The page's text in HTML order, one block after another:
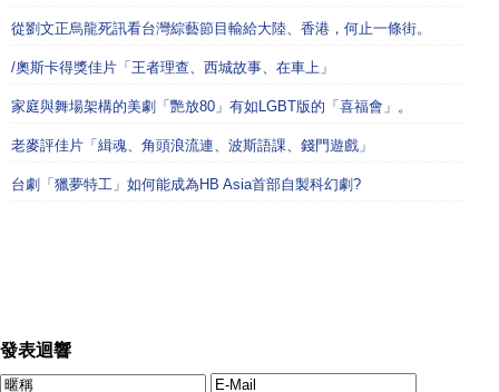
從劉文正烏龍死訊看台灣綜藝節目輸給大陸、香港，何止一條街。
/奧斯卡得獎佳片「王者理查、西城故事、在車上」
家庭與舞場架構的美劇「艷放80」有如LGBT版的「喜福會」。
老麥評佳片「緝魂、角頭浪流連、波斯語課、錢門遊戲」
台劇「獵夢特工」如何能成為HB Asia首部自製科幻劇?
發表迴響